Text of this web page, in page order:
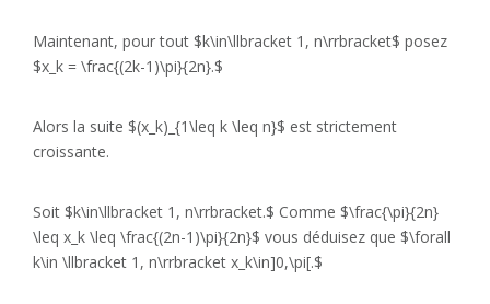
Maintenant, pour tout $k\in\llbracket 1, n\rrbracket$ posez
$x_k = \frac{(2k-1)\pi}{2n}.$
Alors la suite $(x_k)_{1\leq k \leq n}$ est strictement
croissante.
Soit $k\in\llbracket 1, n\rrbracket.$ Comme $\frac{\pi}{2n}
\leq x_k \leq \frac{(2n-1)\pi}{2n}$ vous déduisez que $\forall
k\in \llbracket 1, n\rrbracket x_k\in]0,\pi[.$